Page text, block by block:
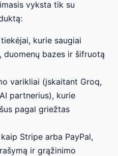
vyksta tik su
kurie saugiai
duomenų bazes ir šifruotą
varikliai (įskaitant Groq,
partnerius), kurie
pagal griežtas
Stripe arba PayPal,
ir grąžinimo